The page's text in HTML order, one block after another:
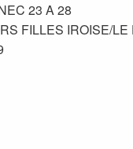
23 A 28
FILLES IROISE/